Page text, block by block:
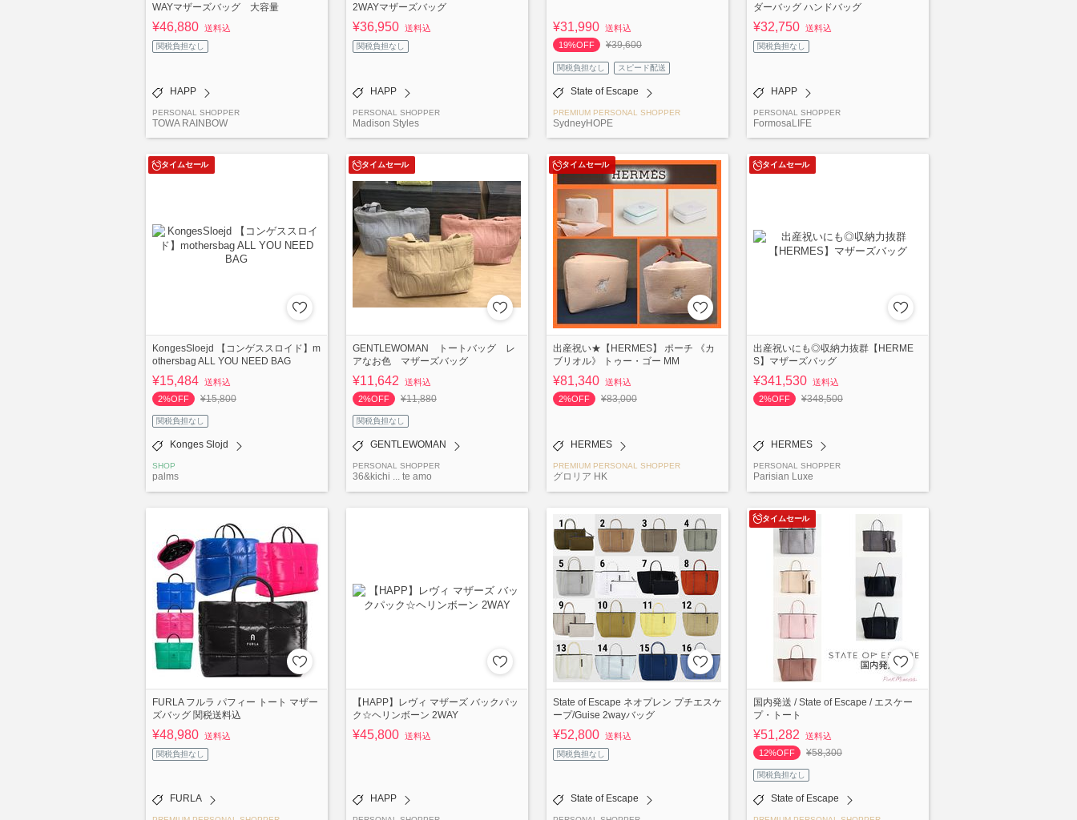
WAYマザーズバッグ 大容量
¥46,880 送料込
関税負担なし
HAPP
PERSONAL SHOPPER
TOWA RAINBOW
2WAYマザーズバッグ
¥36,950 送料込
関税負担なし
HAPP
PERSONAL SHOPPER
Madison Styles
¥31,990 送料込
19%OFF
¥39,600
関税負担なし スピード配送
State of Escape
PREMIUM PERSONAL SHOPPER
SydneyHOPE
ダーバッグ ハンドバッグ
¥32,750 送料込
関税負担なし
HAPP
PERSONAL SHOPPER
FormosaLIFE
タイムセール
KongesSloejd 【コンゲススロイド】m
othersbag ALL YOU NEED BAG
¥15,484 送料込
2%OFF
¥15,800
関税負担なし
Konges Slojd
SHOP
palms
タイムセール
GENTLEWOMAN トートバッグ レ
アなお色 マザーズバッグ
¥11,642
送料込
2%OFF
¥11,880
関税負担なし
GENTLEWOMAN
PERSONAL SHOPPER
36&kichi ... te amo
タイムセール
出産祝い★【HERMES】 ポーチ 《カ
ブリオル》 トゥー・ゴー MM
¥81,340 送料込
2%OFF
¥83,000
HERMES
PREMIUM PERSONAL SHOPPER
グロリア HK
タイムセール
出産祝いにも◎収納力抜群【HERME
S】マザーズバッグ
¥341,530 送料込
2%OFF
¥348,500
HERMES
PERSONAL SHOPPER
Parisian Luxe
FURLA フルラ パフィー トート マザー
ズバッグ 関税送料込
¥48,980 送料込
関税負担なし
FURLA
【HAPP】レヴィ マザーズ バックパッ
ク☆ヘリンボーン 2WAY
¥45,800 送料込
HAPP
State of Escape ネオプレン プチエスケ
ープ/Guise 2wayバッグ
¥52,800 送料込
関税負担なし
State of Escape
タイムセール
国内発送 / State of Escape / エスケー
プ・トート
¥51,282
送料込
12%OFF
¥58,300
関税負担なし
State of Escape